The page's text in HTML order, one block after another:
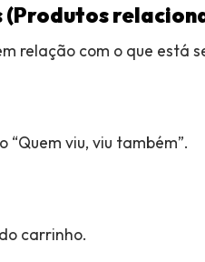
relação com o que está
viu, viu também”.
carrinho.